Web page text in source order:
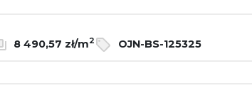
8 490,57 zł/m2 OJN-BS-125325